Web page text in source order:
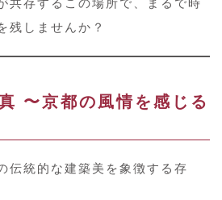
残しませんか？
〜京都の風情を感じる
伝統的な建築美を象徴する存